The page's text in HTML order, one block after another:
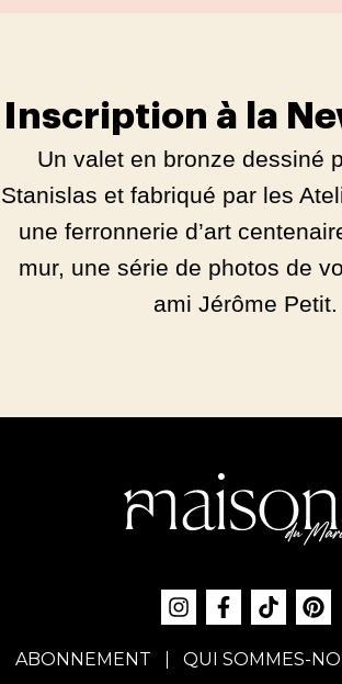
Inscription à la
Un valet en bronze dessiné
Stanislas et fabriqué par les
une ferronnerie d’art
mur, une série de photos de
ami Jérôme Petit.
ABONNEMENT QUI SOMMES-